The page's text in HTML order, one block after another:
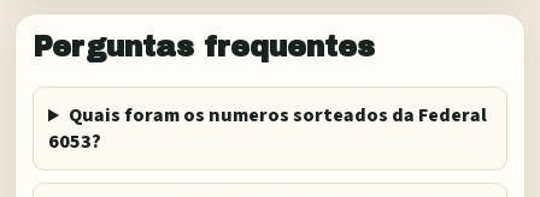
Perguntas frequentes
Quais foram os numeros sorteados da Federal
6053?